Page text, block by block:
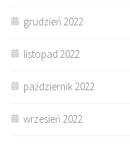
grudzień 2022
listopad 2022
październik 2022
wrzesień 2022